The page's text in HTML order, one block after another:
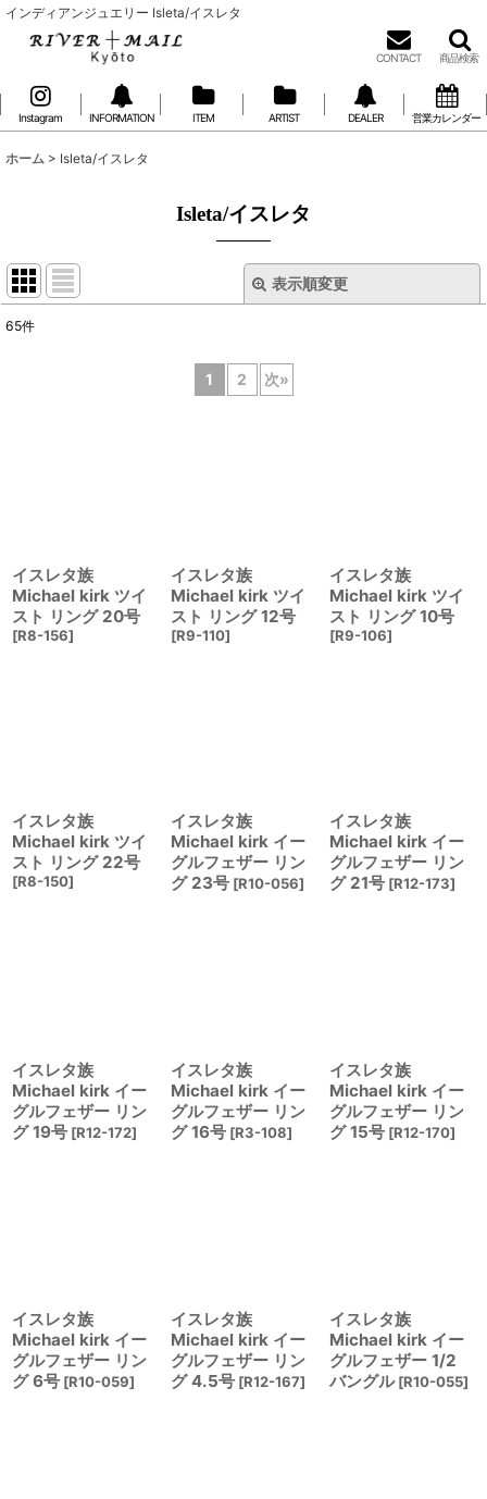
インディアンジュエリー Isleta/イスレタ
CONTACT 商品検索
Instagram INFORMATION ITEM ARTIST DEALER 営業カレンダー
ホーム > Isleta/イスレタ
Isleta/イスレタ
表示順変更
65件
1 2 次»
イスレタ族
Michael kirk ツイ
スト リング 20号
[R8-156]
イスレタ族
Michael kirk ツイ
スト リング 12号
[R9-110]
イスレタ族
Michael kirk ツイ
スト リング 10号
[R9-106]
イスレタ族
Michael kirk ツイ
スト リング 22号
[R8-150]
イスレタ族
Michael kirk イー
グルフェザー リン
グ 23号 [R10-056]
イスレタ族
Michael kirk イー
グルフェザー リン
グ 21号 [R12-173]
イスレタ族
Michael kirk イー
グルフェザー リン
グ 19号 [R12-172]
イスレタ族
Michael kirk イー
グルフェザー リン
グ 16号 [R3-108]
イスレタ族
Michael kirk イー
グルフェザー リン
グ 15号 [R12-170]
イスレタ族
Michael kirk イー
グルフェザー リン
グ 6号 [R10-059]
イスレタ族
Michael kirk イー
グルフェザー リン
グ 4.5号 [R12-167]
イスレタ族
Michael kirk イー
グルフェザー 1/2
バングル [R10-055]